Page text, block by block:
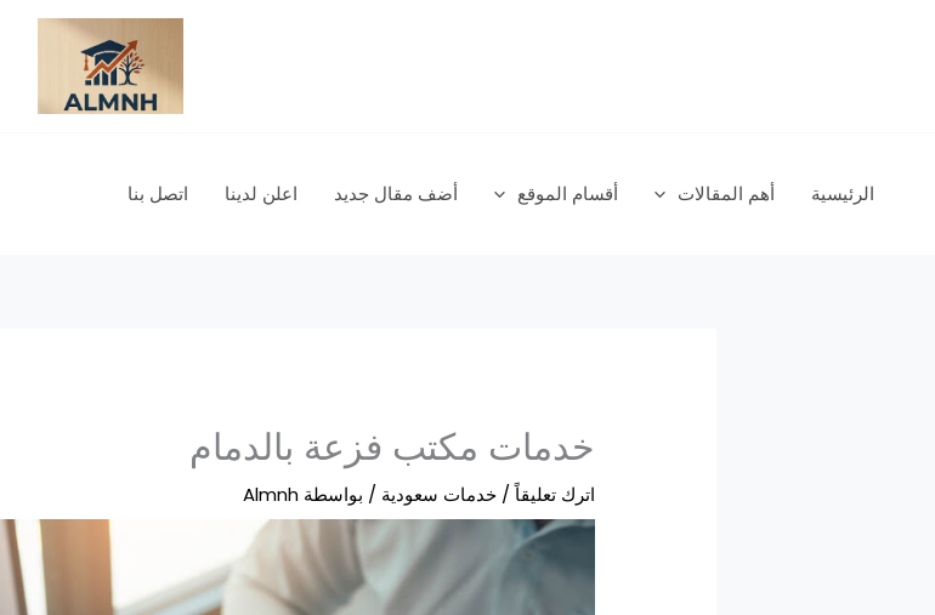
الرئيسية أهم المقالات أقسام الموقع أضف مقال جديد اعلن لدينا اتصل بنا
خدمات مكتب فزعة بالدمام
اترك تعليقاً/خدمات سعودية / بواسطة Almnh